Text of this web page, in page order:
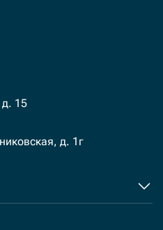
15
д. 1г